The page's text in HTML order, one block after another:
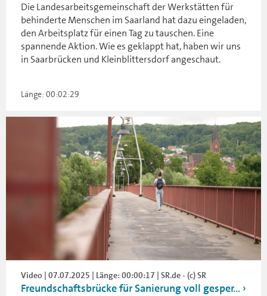
Die Landesarbeitsgemeinschaft der Werkstätten für
behinderte Menschen im Saarland hat dazu eingeladen,
den Arbeitsplatz für einen Tag zu tauschen. Eine
spannende Aktion. Wie es geklappt hat, haben wir uns
in Saarbrücken und Kleinblittersdorf angeschaut.
Länge: 00:02:29
Video | 07.07.2025 | Länge: 00:00:17 | SR.de - (c) SR
Freundschaftsbrücke für Sanierung voll gesper...